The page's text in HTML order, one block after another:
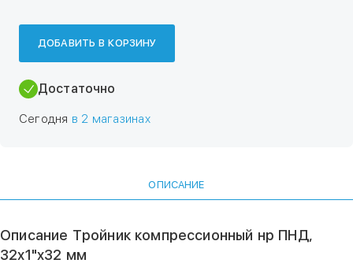
ДОБАВИТЬ В КОРЗИНУ
Достаточно
Сегодня в 2 магазинах
ОПИСАНИЕ
Описание Тройник компрессионный нр ПНД,
32х1"х32 мм